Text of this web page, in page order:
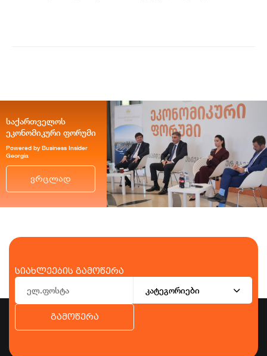
საქართველოს
ეკონომიკური ფორუმი
Powered by Business Insider
Georgia
ვრცლად
სიახლეების გამოწერა
კატეგორიები
გამოწერა